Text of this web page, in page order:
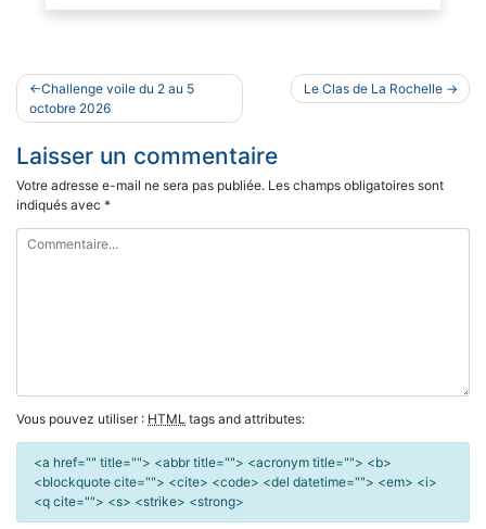
Navigation
de
l’article
Challenge voile du 2 au 5
octobre 2026
Le Clas de La Rochelle
Laisser un commentaire
Votre adresse e-mail ne sera pas publiée. Les champs obligatoires sont
indiqués avec *
Vous pouvez utiliser : HTML tags and attributes:
<a href="" title=""> <abbr title=""> <acronym title=""> <b>
<blockquote cite=""> <cite> <code> <del datetime=""> <em> <i>
<q cite=""> <s> <strike> <strong>